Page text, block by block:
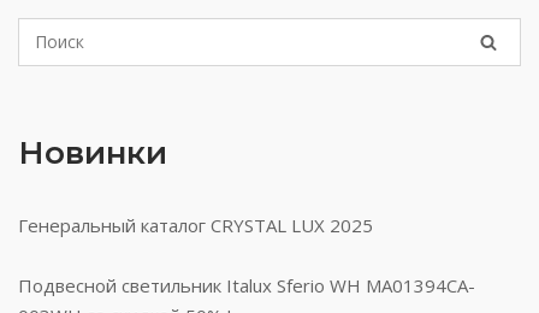
Новинки
Генеральный каталог CRYSTAL LUX 2025
Подвесной светильник Italux Sferio WH MA01394CA-